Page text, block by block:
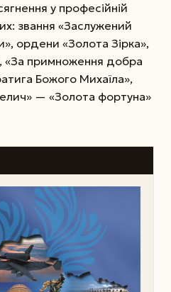
у професійній
звання «Заслужений
ордени «Золота Зірка»,
«За примноження добра
Божого Михаїла»,
— «Золота фортуна»